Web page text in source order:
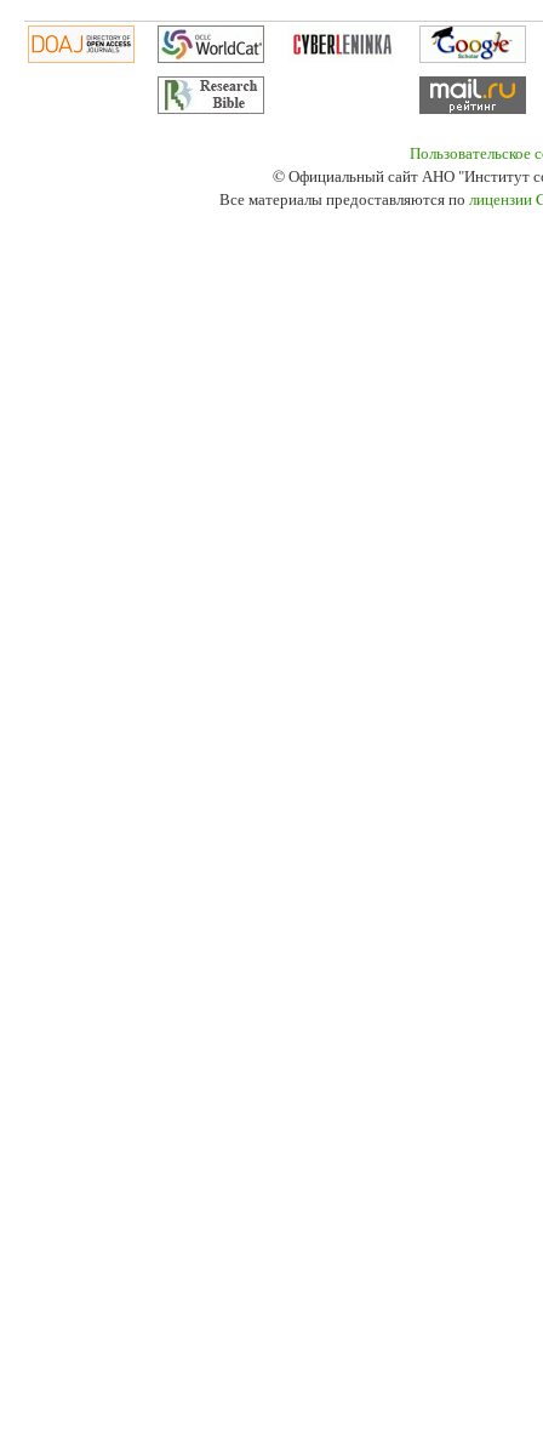
Пользовательское
© Официальный сайт АНО "Институт
Все материалы предоставляются по лицензии